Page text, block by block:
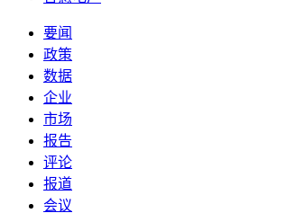
要闻
政策
数据
企业
市场
报告
评论
报道
会议